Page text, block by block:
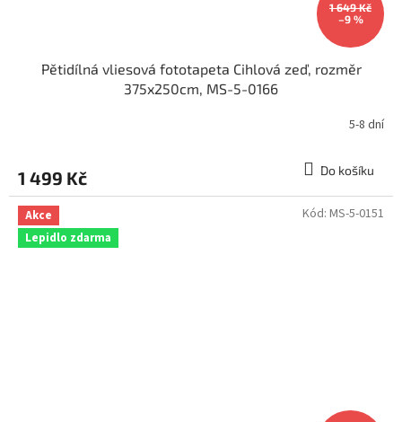
1 649 Kč
–9 %
Pětidílná vliesová fototapeta Cihlová zeď, rozměr
375x250cm, MS-5-0166
5-8 dní
1 499 Kč Do košíku
Akce
Lepidlo zdarma
Kód: MS-5-0151